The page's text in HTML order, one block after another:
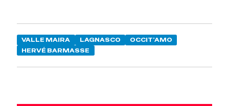
VALLE MAIRA LAGNASCO
OCCIT’AMO
HERVÉ BARMASSE